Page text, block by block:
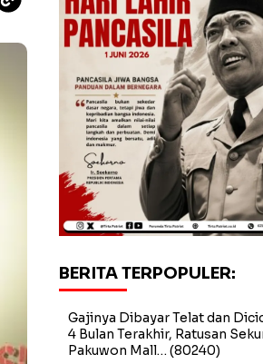
BERITA TERPOPULER:
Gajinya Dibayar Telat dan
4 Bulan Terakhir, Ratusan
Pakuwon Mall… (80240)